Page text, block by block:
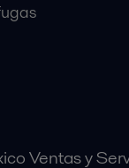
Ventas y